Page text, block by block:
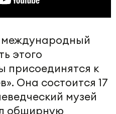
международный
этого
присоединятся к
Она состоится 17
музей
обширную